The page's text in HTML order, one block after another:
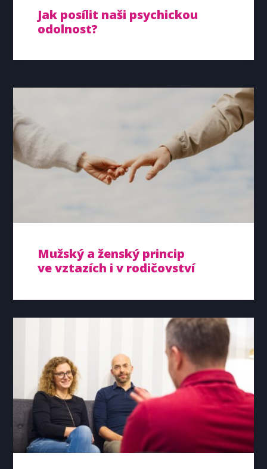
Jak posílit naši psychickou
odolnost?
Mužský a ženský princip
ve vztazích i v rodičovství